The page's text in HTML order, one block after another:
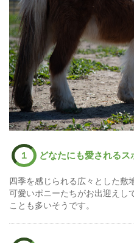
１ どなたにも愛されるス
四季を感じられる広々とした敷
可愛いポニーたちがお出迎えし
ことも多いそうです。